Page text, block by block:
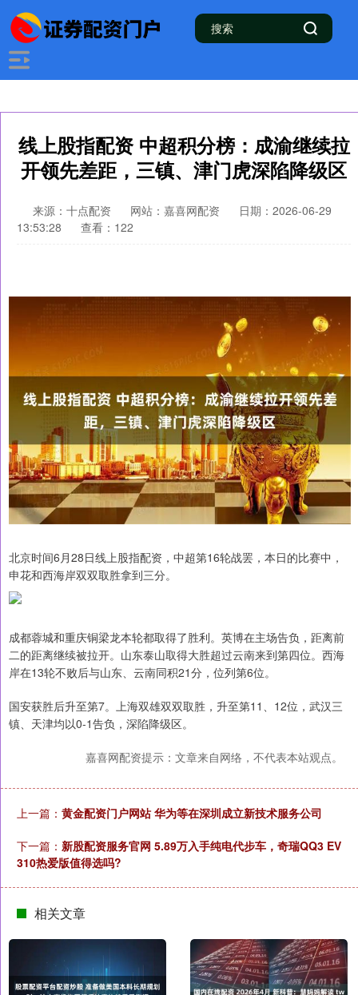
线上股指配资 中超积分榜：成渝继续拉
开领先差距，三镇、津门虎深陷降级区
来源：十点配资 网站：嘉喜网配资
日期：2026-06-29
13:53:28
查看：122
北京时间6月28日线上股指配资，中超第16轮战罢，本日的比赛中，
申花和西海岸双双取胜拿到三分。
成都蓉城和重庆铜梁龙本轮都取得了胜利。英博在主场告负，距离前
二的距离继续被拉开。山东泰山取得大胜超过云南来到第四位。西海
岸在13轮不败后与山东、云南同积21分，位列第6位。
国安获胜后升至第7。上海双雄双双取胜，升至第11、12位，武汉三
镇、天津均以0-1告负，深陷降级区。
嘉喜网配资提示：文章来自网络，不代表本站观点。
上一篇： 黄金配资门户网站 华为等在深圳成立新技术服务公司
下一篇： 新股配资服务官网 5.89万入手纯电代步车，奇瑞QQ3 EV
310热爱版值得选吗?
相关文章